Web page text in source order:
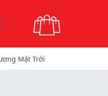
Mặt Trời